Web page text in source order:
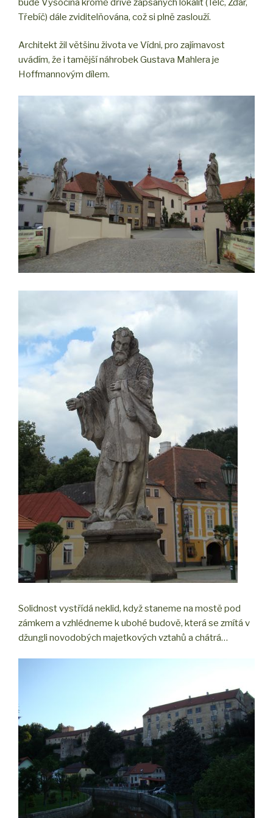
bude Vysočina kromě dříve zapsaných lokalit (Telč, Žďár,
Třebíč) dále zviditelňována, což si plně zaslouží.
Architekt žil většinu života ve Vídni, pro zajímavost
uvádím, že i tamější náhrobek Gustava Mahlera je
Hoffmannovým dílem.
Solidnost vystřídá neklid, když staneme na mostě pod
zámkem a vzhlédneme k ubohé budově, která se zmítá v
džungli novodobých majetkových vztahů a chátrá…